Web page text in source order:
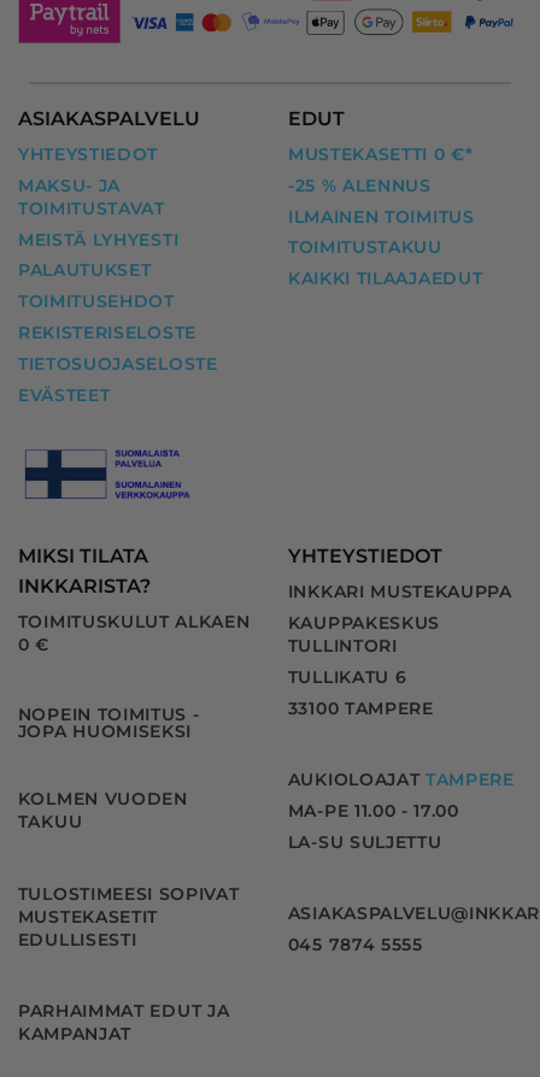
ASIAKASPALVELU
YHTEYSTIEDOT
MAKSU- JA
TOIMITUSTAVAT
MEISTÄ LYHYESTI
PALAUTUKSET
TOIMITUSEHDOT
REKISTERISELOSTE
TIETOSUOJASELOSTE
EVÄSTEET
EDUT
MUSTEKASETTI 0 €*
-25 % ALENNUS
ILMAINEN TOIMITUS
TOIMITUSTAKUU
KAIKKI TILAAJAEDUT
MIKSI TILATA
INKKARISTA?
TOIMITUSKULUT ALKAEN
0 €
NOPEIN TOIMITUS -
JOPA HUOMISEKSI
KOLMEN VUODEN
TAKUU
TULOSTIMEESI SOPIVAT
MUSTEKASETIT
EDULLISESTI
PARHAIMMAT EDUT JA
KAMPANJAT
YHTEYSTIEDOT
INKKARI MUSTEKAUPPA
KAUPPAKESKUS
TULLINTORI
TULLIKATU 6
33100 TAMPERE
AUKIOLOAJAT TAMPERE
MA-PE 11.00 - 17.00
LA-SU SULJETTU
045 7874 5555